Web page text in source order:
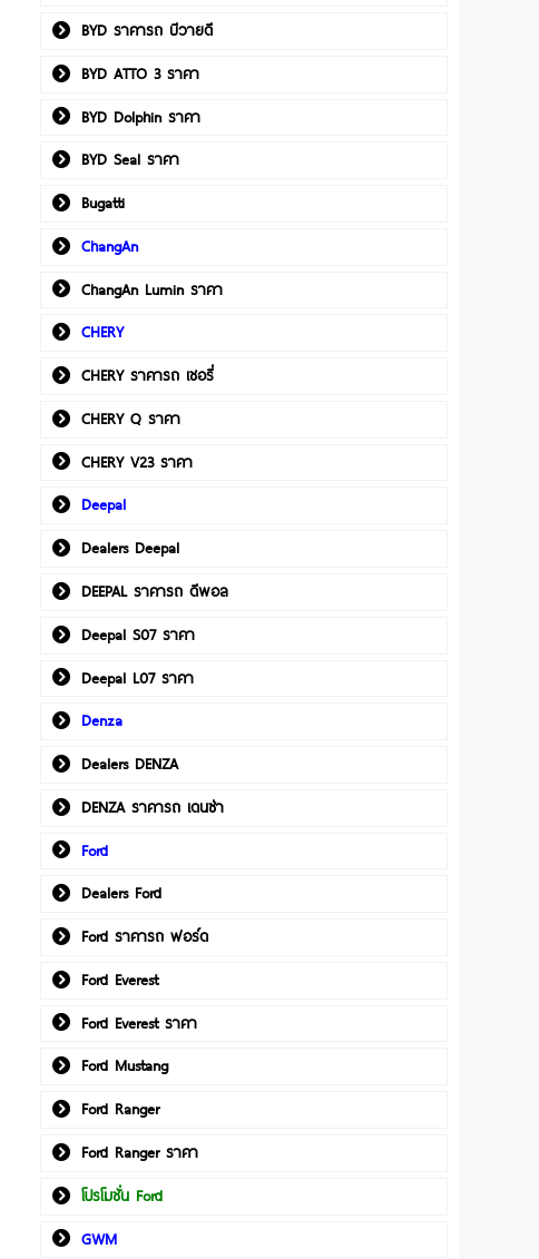
BYD ราคารถ บีวายดี
BYD ATTO 3 ราคา
BYD Dolphin ราคา
BYD Seal ราคา
Bugatti
ChangAn
ChangAn Lumin ราคา
CHERY
CHERY ราคารถ เชอรี่
CHERY Q ราคา
CHERY V23 ราคา
Deepal
Dealers Deepal
DEEPAL ราคารถ ดีพอล
Deepal S07 ราคา
Deepal L07 ราคา
Denza
Dealers DENZA
DENZA ราคารถ เดนซ่า
Ford
Dealers Ford
Ford ราคารถ ฟอร์ด
Ford Everest
Ford Everest ราคา
Ford Mustang
Ford Ranger
Ford Ranger ราคา
โปรโมชั่น Ford
GWM